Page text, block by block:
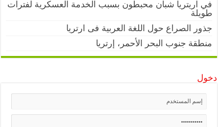
في اريتريا شبان محبطون بسبب الخدمة العسكرية لفترات
طويلة
جذور الصراع حول اللغة العربية فى ارتريا
منطقة جنوب البحر الأحمر، إرتريا
دخول